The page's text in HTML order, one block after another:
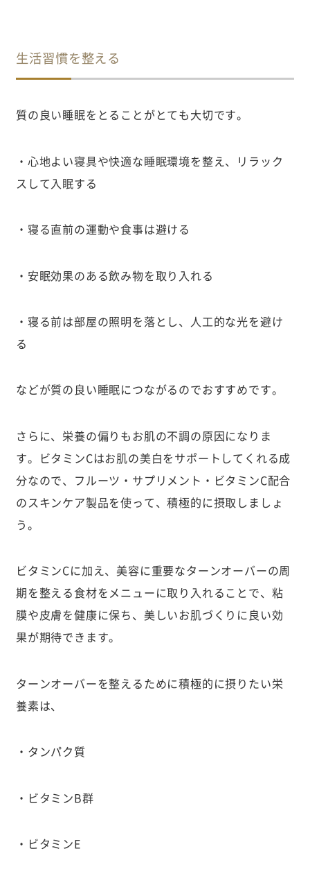
生活習慣を整える
質の良い睡眠をとることがとても大切です。
・心地よい寝具や快適な睡眠環境を整え、リラック
スして入眠する
・寝る直前の運動や食事は避ける
・安眠効果のある飲み物を取り入れる
・寝る前は部屋の照明を落とし、人工的な光を避け
る
などが質の良い睡眠につながるのでおすすめです。
さらに、栄養の偏りもお肌の不調の原因になりま
す。ビタミンCはお肌の美白をサポートしてくれる成
分なので、フルーツ・サプリメント・ビタミンC配合
のスキンケア製品を使って、積極的に摂取しましょ
う。
ビタミンCに加え、美容に重要なターンオーバーの周
期を整える食材をメニューに取り入れることで、粘
膜や皮膚を健康に保ち、美しいお肌づくりに良い効
果が期待できます。
ターンオーバーを整えるために積極的に摂りたい栄
養素は、
・タンパク質
・ビタミンB群
・ビタミンE